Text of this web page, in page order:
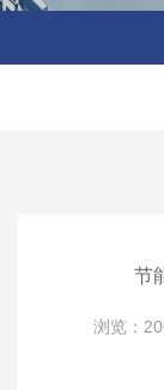
节
浏览：